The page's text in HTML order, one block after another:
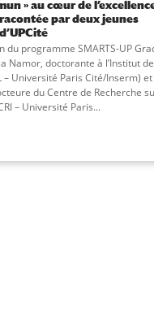
» au cœur de
par deux jeunes
du programme SMARTS-UP
Namor, doctorante à l’Institut
– Université Paris Cité/Inserm)
du Centre de Recherche
– Université Paris...